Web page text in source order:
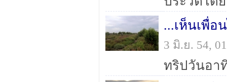
...เห็นเพื่อ
3 มิ.ย. 54,
ทริปวันอา